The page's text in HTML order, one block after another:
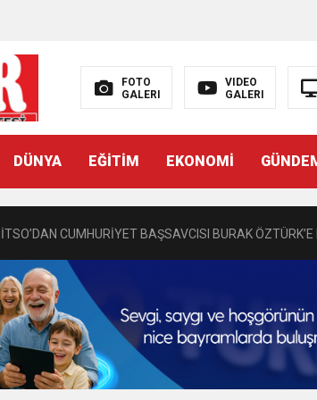
FOTO
GALERI
VIDEO
GALERI
DÜNYA EĞİTİM EKONOMİ
İTSO’DAN CUMHURİYET BAŞSAVCISI BURAK
İNCE’NİN CHP’DE KALMASININ PERDE ARKASI:
IŞIL Eczanesi Görkemli Bir Törenle Hizmete Açıldı